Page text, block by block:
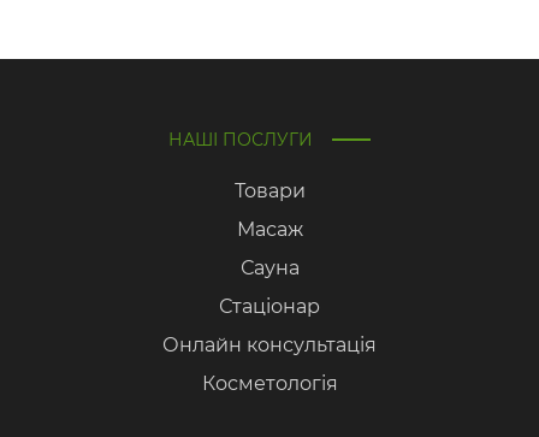
НАШІ ПОСЛУГИ
Товари
Масаж
Сауна
Стаціонар
Онлайн консультація
Косметологія